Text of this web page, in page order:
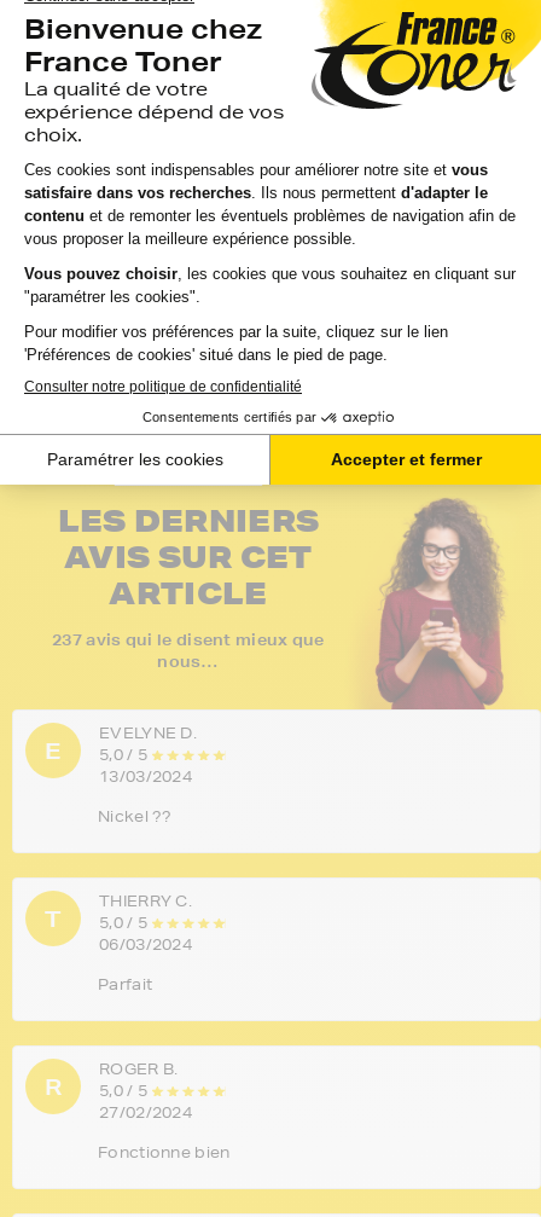
4,6 / 5
LES DERNIERS
AVIS SUR CET
ARTICLE
237 avis qui le disent mieux que
nous…
E
EVELYNE D.
5,0 / 5
13/03/2024
Nickel ??
T
THIERRY C.
5,0 / 5
06/03/2024
Parfait
R
ROGER B.
5,0 / 5
27/02/2024
Fonctionne bien
équivalent à HP 338
343 (C8765E...
avis
EN STOCK GARANTIE 2 ANS
24,75 € HT
Ajouter au panier
équivalent à HP 336
(C9362EE) - NOIR -
For...
LIVRAISON
9,26 €
11,11 €